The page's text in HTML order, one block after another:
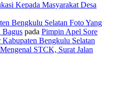
Kepada Masyarakat Desa
Bengkulu Selatan Foto Yang
Bagus pada Pimpin Apel Sore
Bengkulu Selatan
Mengenal STCK, Surat Jalan